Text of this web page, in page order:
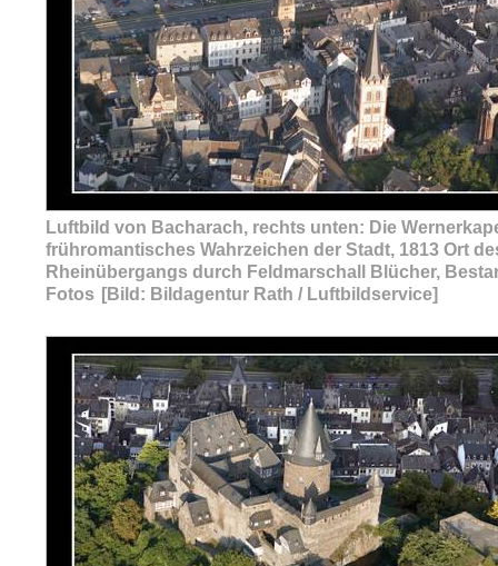
Luftbild von Bacharach, rechts unten: Die
frühromantisches Wahrzeichen der Stadt, 1813 Ort
Rheinübergangs durch Feldmarschall Blücher,
Fotos [Bild: Bildagentur Rath / Luftbildservice]